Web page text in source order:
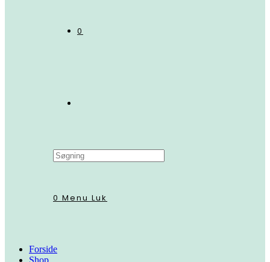
0
Search
this
0 Menu Luk
Forside
Shop